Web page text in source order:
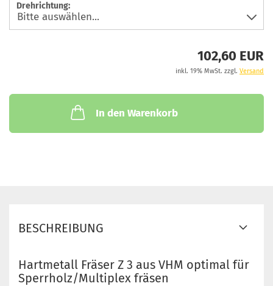
Drehrichtung:
102,60 EUR
inkl. 19% MwSt. zzgl. Versand
In den Warenkorb
BESCHREIBUNG
Hartmetall Fräser Z 3 aus VHM optimal für
Sperrholz/Multiplex fräsen